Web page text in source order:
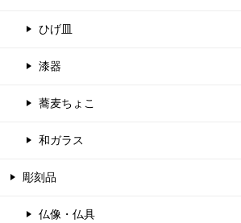
ひげ皿
漆器
蕎麦ちょこ
和ガラス
彫刻品
仏像・仏具